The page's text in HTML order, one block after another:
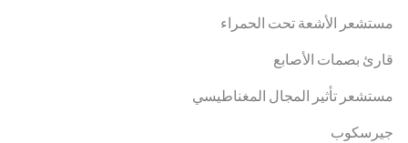
مستشعر الأشعة تحت الحمراء
قارئ بصمات الأصابع
مستشعر تأثير المجال المغناطيسي
جيرسكوب